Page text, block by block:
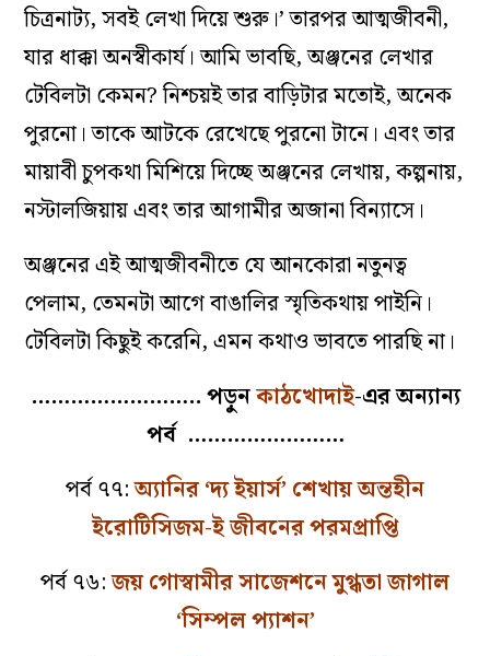
চিত্রনাট্য, সবই লেখা দিয়ে শুরু।’ তারপর আত্মজীবনী,
যার ধাক্কা অনস্বীকার্য। আমি ভাবছি, অঞ্জনের লেখার
টেবিলটা কেমন? নিশ্চয়ই তার বাড়িটার মতোই, অনেক
পুরনো। তাকে আটকে রেখেছে পুরনো টানে। এবং তার
মায়াবী চুপকথা মিশিয়ে দিচ্ছে অঞ্জনের লেখায়, কল্পনায়,
নস্টালজিয়ায় এবং তার আগামীর অজানা বিন্যাসে।
অঞ্জনের এই আত্মজীবনীতে যে আনকোরা নতুনত্ব
পেলাম, তেমনটা আগে বাঙালির স্মৃতিকথায় পাইনি।
টেবিলটা কিছুই করেনি, এমন কথাও ভাবতে পারছি না।
…………………….. পড়ুনকাঠখোদাই-এর অন্যান্য
পর্ব ……………………
পর্ব ৭৭:অ্যানির ‘দ্য ইয়ার্স’ শেখায় অন্তহীন
ইরোটিসিজম-ই জীবনের পরমপ্রাপ্তি
পর্ব ৭৬:জয় গোস্বামীর সাজেশনে মুগ্ধতা জাগাল
‘সিম্পল প্যাশন’